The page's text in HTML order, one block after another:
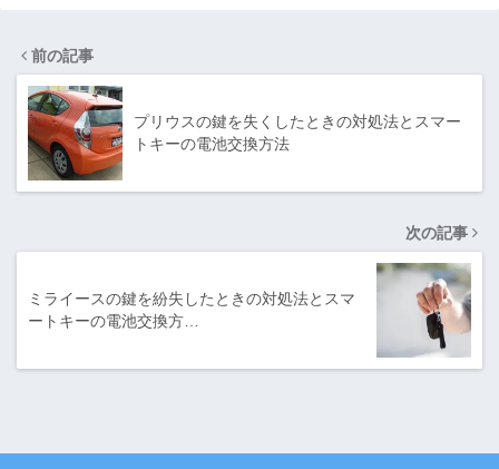
前の記事
プリウスの鍵を失くしたときの対処法とスマー
トキーの電池交換方法
次の記事
ミライースの鍵を紛失したときの対処法とスマ
ートキーの電池交換方…